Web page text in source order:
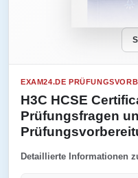
EXAM24.DE
H3C HCSE
Prüfungsfragen
Detaillierte Informationen